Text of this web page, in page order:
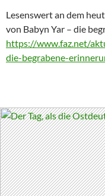
Lesenswert an dem
von Babyn Yar – die
https://www.faz.net/
die-begrabene-